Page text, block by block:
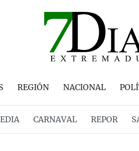
REGIÓN NACIONAL
CARNAVAL REPOR